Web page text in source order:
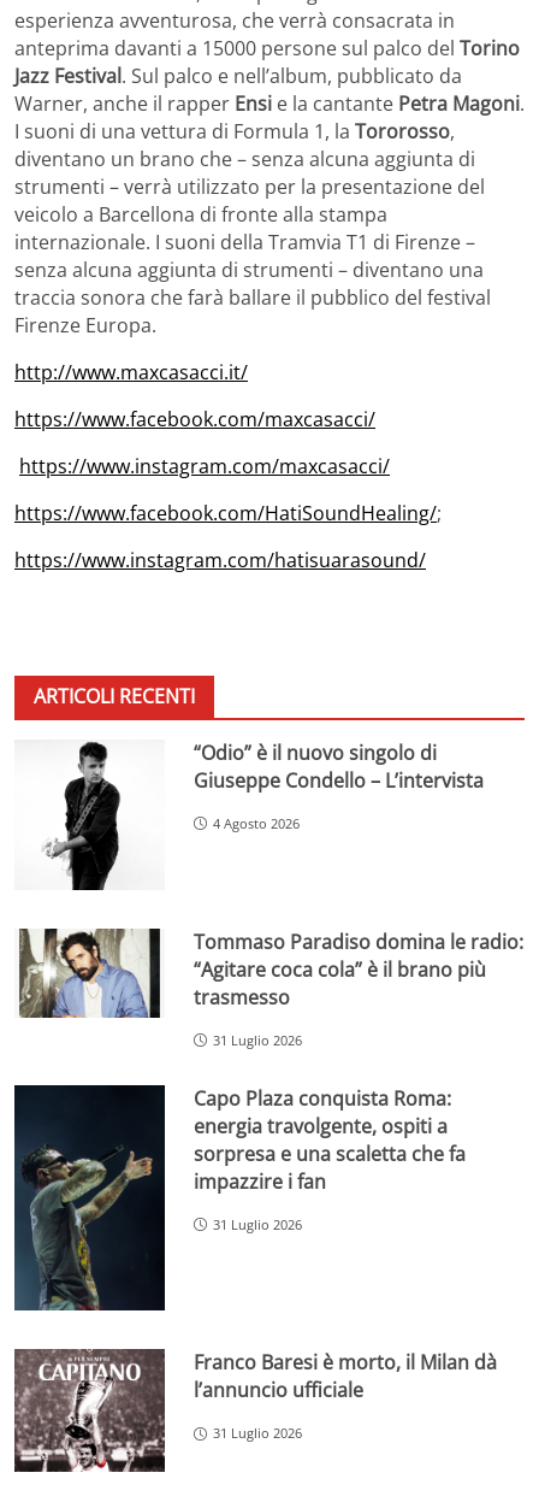
esperienza avventurosa, che verrà consacrata in
anteprima davanti a 15000 persone sul palco del Torino
Jazz Festival. Sul palco e nell’album, pubblicato da
Warner, anche il rapper Ensi e la cantante Petra Magoni.
I suoni di una vettura di Formula 1, la Tororosso,
diventano un brano che – senza alcuna aggiunta di
strumenti – verrà utilizzato per la presentazione del
veicolo a Barcellona di fronte alla stampa
internazionale. I suoni della Tramvia T1 di Firenze –
senza alcuna aggiunta di strumenti – diventano una
traccia sonora che farà ballare il pubblico del festival
Firenze Europa.
http://www.maxcasacci.it/
https://www.facebook.com/maxcasacci/
https://www.instagram.com/maxcasacci/
https://www.facebook.com/HatiSoundHealing/;
https://www.instagram.com/hatisuarasound/
ARTICOLI RECENTI
“Odio” è il nuovo singolo di
Giuseppe Condello – L’intervista
4 Agosto 2026
Tommaso Paradiso domina le radio:
“Agitare coca cola” è il brano più
trasmesso
31 Luglio 2026
Capo Plaza conquista Roma:
energia travolgente, ospiti a
sorpresa e una scaletta che fa
impazzire i fan
31 Luglio 2026
Franco Baresi è morto, il Milan dà
l’annuncio ufficiale
31 Luglio 2026